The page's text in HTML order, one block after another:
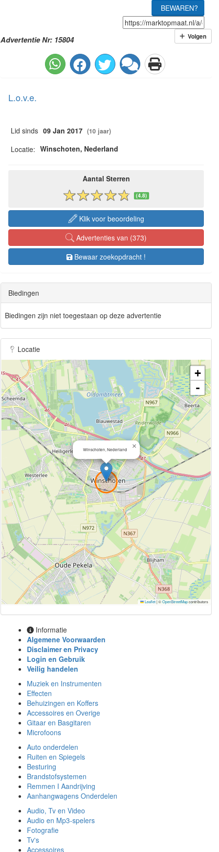
BEWAREN?
Advertentie Nr: 15804 Volgen
L.o.v.e.
Lid sinds 09 Jan 2017 (10 jaar)
Locatie: Winschoten, Nederland
Aantal Sterren
(4.8)
Klik voor beoordeling
Advertenties van (373)
Bewaar zoekopdracht !
Biedingen
Biedingen zijn niet toegestaan op deze advertentie
Locatie
Winschoten, Nederland ×
+
-
Leaflet|©OpenStreetMapcontributors
Informatie
Algemene Voorwaarden
Disclaimer en Privacy
Login en Gebruik
Veilig handelen
Muziek en Instrumenten
Effecten
Behuizingen en Koffers
Accessoires en Overige
Gitaar en Basgitaren
Microfoons
Auto onderdelen
Ruiten en Spiegels
Besturing
Brandstofsystemen
Remmen I Aandrijving
Aanhangwagens Onderdelen
Audio, Tv en Video
Audio en Mp3-spelers
Fotografie
Tv's
Accessoires